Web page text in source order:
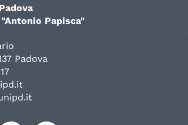
Papisca"
Padova